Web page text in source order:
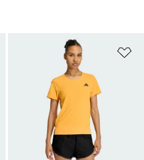
เพิ่มไปยังรายการสินค้าโปรด